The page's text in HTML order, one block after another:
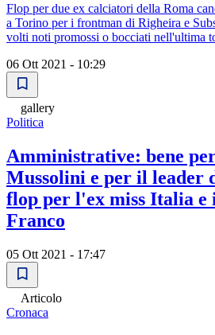
Flop per due ex calciatori della Roma
a Torino per i frontman di Righeira e
volti noti promossi o bocciati nell'ultima
06 Ott 2021 - 10:29
gallery
Politica
Amministrative: bene
Mussolini e per il leader
flop per l'ex miss Italia e
Franco
05 Ott 2021 - 17:47
Articolo
Cronaca